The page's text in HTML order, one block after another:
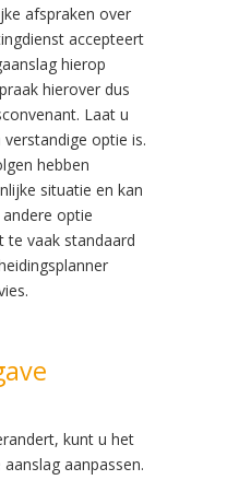
afspraken over
accepteert
hierop
hierover dus
Laat u
optie is.
hebben
situatie en kan
optie
te vaak standaard
kunt u het
aanpassen.